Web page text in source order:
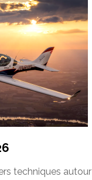
techniques autour